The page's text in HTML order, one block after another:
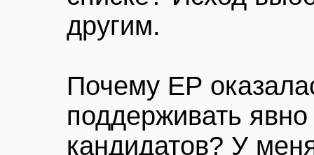
другим.
Почему ЕР
поддерживать
кандидатов? У